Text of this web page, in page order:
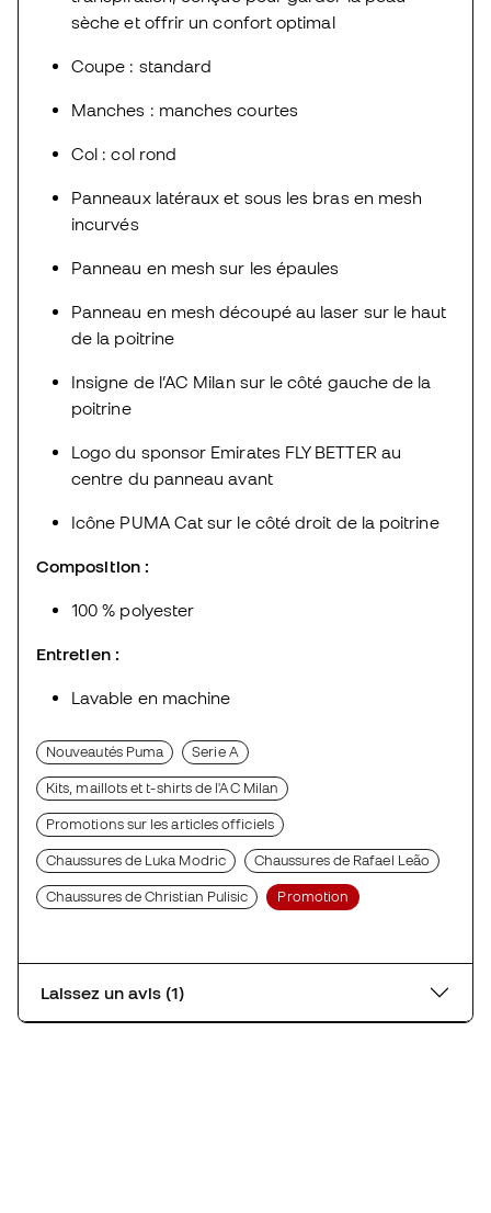
sèche et offrir un confort optimal
Coupe : standard
Manches : manches courtes
Col : col rond
Panneaux latéraux et sous les bras en mesh
incurvés
Panneau en mesh sur les épaules
Panneau en mesh découpé au laser sur le haut
de la poitrine
Insigne de l’AC Milan sur le côté gauche de la
poitrine
Logo du sponsor Emirates FLY BETTER au
centre du panneau avant
Icône PUMA Cat sur le côté droit de la poitrine
Composition :
100 % polyester
Entretien :
Lavable en machine
Nouveautés Puma Serie A
Kits, maillots et t-shirts de l'AC Milan
Promotions sur les articles officiels
Chaussures de Luka Modric Chaussures de Rafael Leão
Chaussures de Christian Pulisic Promotion
Laissez un avis (1)